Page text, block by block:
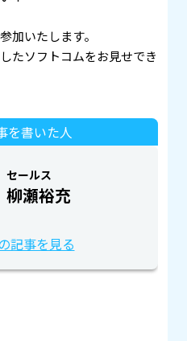
加いたします。
たソフトコムをお見せでき
を書いた人
セールス
柳瀬裕充
記事を見る